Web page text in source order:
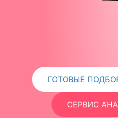
ГОТОВЫЕ
СЕРВИС